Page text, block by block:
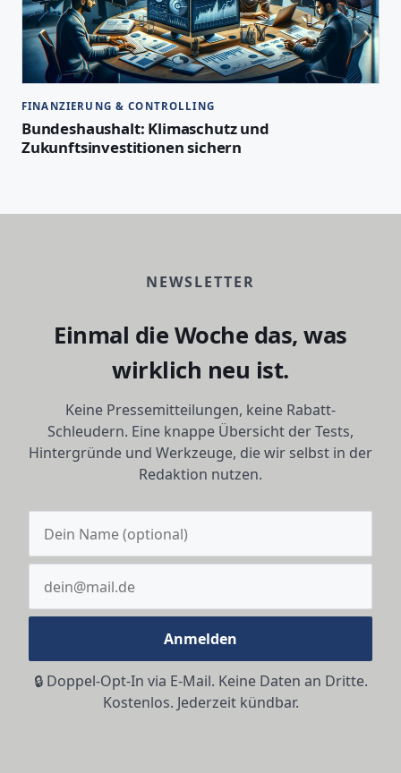
FINANZIERUNG & CONTROLLING
Bundeshaushalt: Klimaschutz und
Zukunftsinvestitionen sichern
NEWSLETTER
Einmal die Woche das, was
wirklich neu ist.
Keine Pressemitteilungen, keine Rabatt-
Schleudern. Eine knappe Übersicht der Tests,
Hintergründe und Werkzeuge, die wir selbst in der
Redaktion nutzen.
Anmelden
🔒 Doppel-Opt-In via E-Mail. Keine Daten an Dritte.
Kostenlos. Jederzeit kündbar.